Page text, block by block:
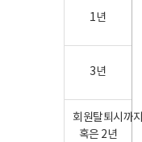
1년
3년
회원탈퇴시까
혹은 2년